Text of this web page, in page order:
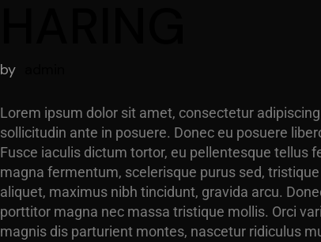
by
Lorem ipsum dolor sit amet, consectetur
sollicitudin ante in posuere. Donec eu posuere
Fusce iaculis dictum tortor, eu pellentesque tellus
magna fermentum, scelerisque purus sed,
aliquet, maximus nibh tincidunt, gravida arcu.
porttitor magna nec massa tristique mollis. Orci
magnis dis parturient montes, nascetur ridiculus